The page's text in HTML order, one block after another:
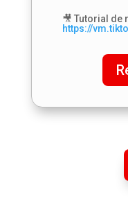
🎥 Tutorial de
https://